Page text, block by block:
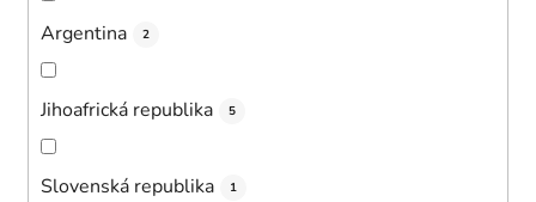
Argentina 2
Jihoafrická republika 5
Slovenská republika 1